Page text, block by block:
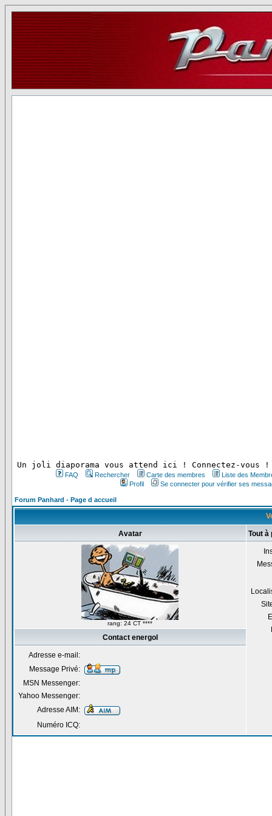
Un joli diaporama vous attend ici ! Connectez-vous !
FAQ Rechercher Carte des membres
Liste des
Profil
Se connecter pour vérifier ses
Forum Panhard - Page d accueil
Avatar Tout à
rang: 24 CT ****
Contact energol
Adresse e-mail:
Message Privé:
MSN Messenger:
Yahoo Messenger:
Adresse AIM:
Numéro ICQ: